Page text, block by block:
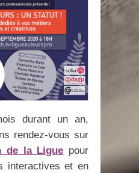
durant un an,
rendez-vous sur
de la Ligue pour
interactives et en